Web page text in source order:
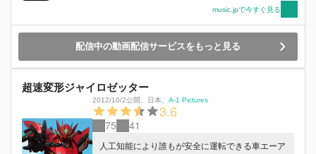
music.jpで今すぐ見る
配信中の動画配信サービスをもっと見る
超速変形ジャイロゼッター
2012/10/2公開 日本 A-1 Pictures
3.6
75 41
人工知能により誰もが安全に運転できる車エーア